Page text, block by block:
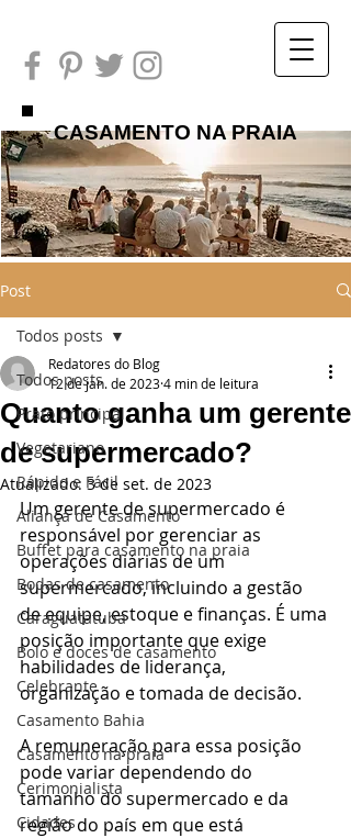
CASAMENTO NA PRAIA
Post
Todos posts
Prato principal
Vegetariano
Rápido e Fácil
Aliança de Casamento
Buffet para casamento na praia
Bodas de casamento
Caraguatatuba
Bolo e doces de casamento
Celebrante
Casamento Bahia
Casamento na praia
Cerimonialista
Cidades
Todos posts
Quanto ganha um gerente
de supermercado?
Redatores do Blog
12 de jan. de 20234 min de leitura
Atualizado: 3 de set. de 2023
Um gerente de supermercado é
responsável por gerenciar as
operações diárias de um
supermercado, incluindo a gestão
de equipe, estoque e finanças. É uma
posição importante que exige
habilidades de liderança,
organização e tomada de decisão.
A remuneração para essa posição
pode variar dependendo do
tamanho do supermercado e da
região do país em que está